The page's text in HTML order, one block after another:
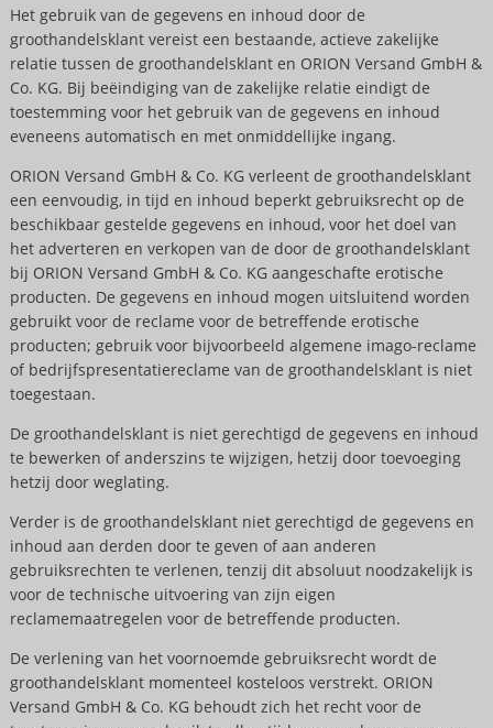
Het gebruik van de gegevens en inhoud door de
groothandelsklant vereist een bestaande, actieve zakelijke
relatie tussen de groothandelsklant en ORION Versand GmbH &
Co. KG. Bij beëindiging van de zakelijke relatie eindigt de
toestemming voor het gebruik van de gegevens en inhoud
eveneens automatisch en met onmiddellijke ingang.
ORION Versand GmbH & Co. KG verleent de groothandelsklant
een eenvoudig, in tijd en inhoud beperkt gebruiksrecht op de
beschikbaar gestelde gegevens en inhoud, voor het doel van
het adverteren en verkopen van de door de groothandelsklant
bij ORION Versand GmbH & Co. KG aangeschafte erotische
producten. De gegevens en inhoud mogen uitsluitend worden
gebruikt voor de reclame voor de betreffende erotische
producten; gebruik voor bijvoorbeeld algemene imago-reclame
of bedrijfspresentatiereclame van de groothandelsklant is niet
toegestaan.
De groothandelsklant is niet gerechtigd de gegevens en inhoud
te bewerken of anderszins te wijzigen, hetzij door toevoeging
hetzij door weglating.
Verder is de groothandelsklant niet gerechtigd de gegevens en
inhoud aan derden door te geven of aan anderen
gebruiksrechten te verlenen, tenzij dit absoluut noodzakelijk is
voor de technische uitvoering van zijn eigen
reclamemaatregelen voor de betreffende producten.
De verlening van het voornoemde gebruiksrecht wordt de
groothandelsklant momenteel kosteloos verstrekt. ORION
Versand GmbH & Co. KG behoudt zich het recht voor de